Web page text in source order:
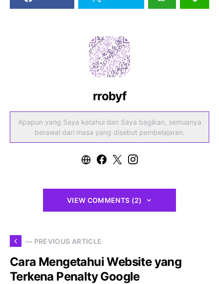
rrobyf
Apapun yang Saya ketahui dan Saya bagikan, semuanya
berawal dari masa yang disebut pembelajaran.
VIEW COMMENTS (2)
— PREVIOUS ARTICLE
Cara Mengetahui Website yang
Terkena Penalty Google